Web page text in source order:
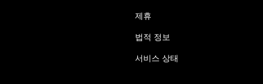
제휴
법적 정보
서비스 상태